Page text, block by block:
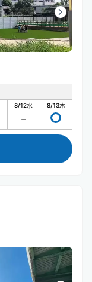
8/12水 8/13木